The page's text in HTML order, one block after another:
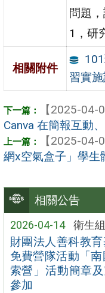
相關公告
2026-04-14 衛生組
財團法人善科教
免費營隊活動「
索營」活動簡章
參加
問題
1，研
相關附件
習實
【2025-04-
Canva 在簡報互動
【2025-04-
網x空氣盒子」學生